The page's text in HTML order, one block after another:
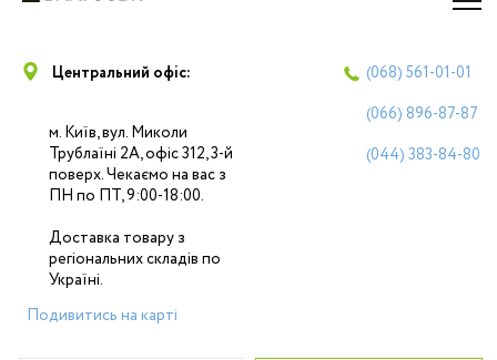
Центральний офіс:
м. Київ, вул. Миколи
Трублаїні 2А, офіс 312, 3-й
поверх. Чекаємо на вас з
ПН по ПТ, 9:00-18:00.
Доставка товару з
регіональних складів по
Україні.
Подивитись на карті
(068) 561-01-01
(066) 896-87-87
(044) 383-84-80